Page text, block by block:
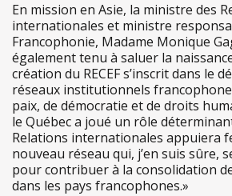
En mission en Asie, la ministre des
internationales et ministre
Francophonie, Madame Monique
également tenu à saluer la
création du RECEF s’inscrit dans le
réseaux institutionnels
paix, de démocratie et de droits
le Québec a joué un rôle
Relations internationales appuiera
nouveau réseau qui, j’en suis sûre,
pour contribuer à la consolidation
dans les pays francophones.»